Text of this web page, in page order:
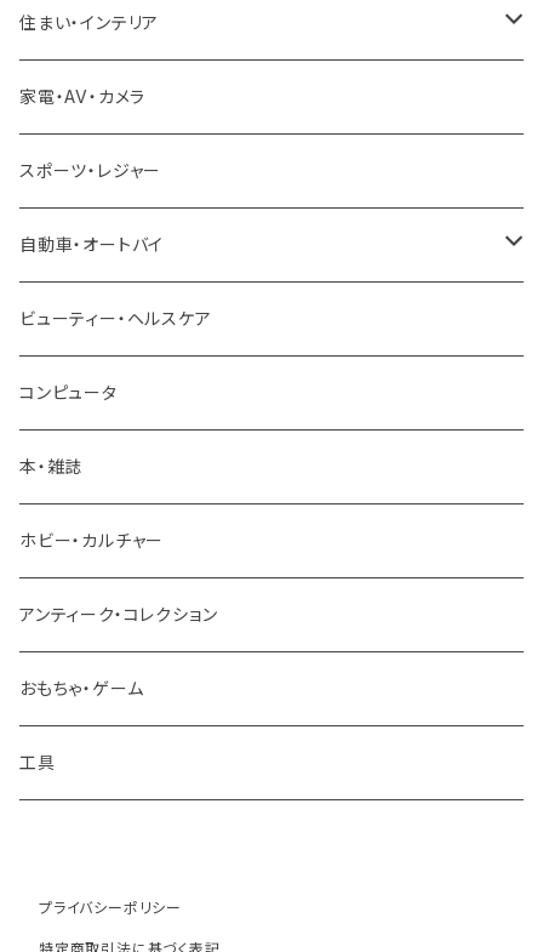
厨房機器
冷凍ユニット
製氷機
住まい・インテリア
足場
雪対策
除雪機
家電・AV・カメラ
スポーツ・レジャー
自動車・オートバイ
クロスバイク ロードバイク
ロードバイク
トラック ダンプ
パーツ
建設機械 重機
ビューティー・ヘルスケア
コンピュータ
本・雑誌
ホビー・カルチャー
アンティーク・コレクション
おもちゃ・ゲーム
工具
プライバシーポリシー